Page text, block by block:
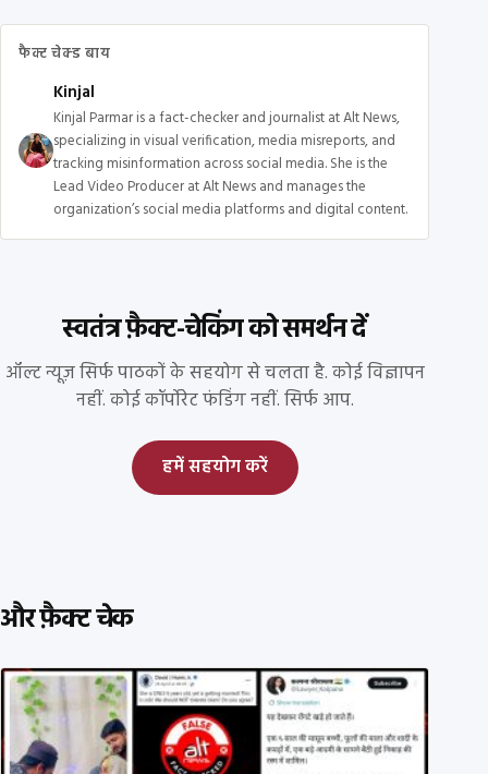
फैक्ट चेक्ड बाय
Kinjal
Kinjal Parmar is a fact-checker and journalist at Alt News,
specializing in visual verification, media misreports, and
tracking misinformation across social media. She is the
Lead Video Producer at Alt News and manages the
organization’s social media platforms and digital content.
स्वतंत्र फ़ैक्ट-चेकिंग को समर्थन दें
ऑल्ट न्यूज़ सिर्फ पाठकों के सहयोग से चलता है. कोई विज्ञापन
नहीं. कोई कॉर्पोरेट फंडिंग नहीं. सिर्फ आप.
हमें सहयोग करें
और फ़ैक्ट चेक